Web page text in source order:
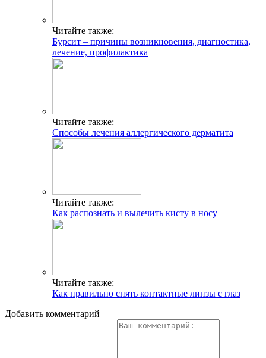
Читайте также:
Бурсит – причины возникновения, диагностика,
лечение, профилактика
Читайте также:
Способы лечения аллергического дерматита
Читайте также:
Как распознать и вылечить кисту в носу
Читайте также:
Как правильно снять контактные линзы с глаз
Добавить комментарий